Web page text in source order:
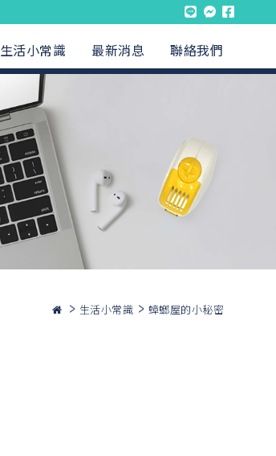
生活小常識 最新消息 聯絡我們
生活小常識 蟑螂屋的小秘密